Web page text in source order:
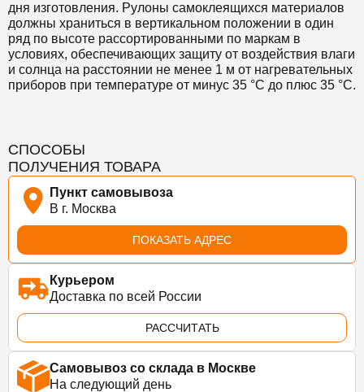
дня изготовления. Рулоны самоклеящихся материалов
должны храниться в вертикальном положении в один
ряд по высоте рассортированными по маркам в
условиях, обеспечивающих защиту от воздействия влаги
и солнца на расстоянии не менее 1 м от нагревательных
приборов при температуре от минус 35 °С до плюс 35 °С.
СПОСОБЫ
ПОЛУЧЕНИЯ ТОВАРА
Пункт самовывоза
В г. Москва
ПОКАЗАТЬ АДРЕС
Курьером
Доставка по всей России
РАССЧИТАТЬ
Самовывоз со склада в Москве
На следующий день